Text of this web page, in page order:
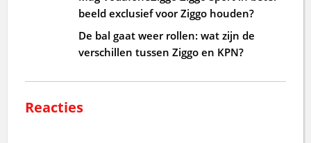
beeld exclusief voor Ziggo houden?
De bal gaat weer rollen: wat zijn de
verschillen tussen Ziggo en KPN?
Reacties